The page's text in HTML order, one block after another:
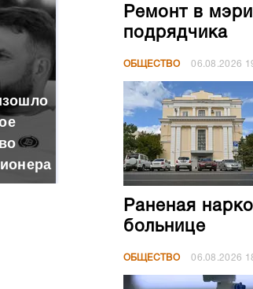
Ремонт в
подрядчика
ОБЩЕСТВО 06.08.2026
Раненая
больнице
ОБЩЕСТВО 06.08.2026